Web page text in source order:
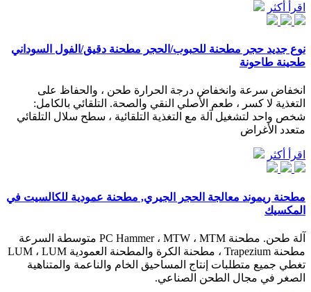
اقرأ أكثر
نوع جديد حجر مطحنة للحبوب/الحجر مطحنة دقيق/الفول السوداني
طحينة طاحونة
انخفاض سرعة وانخفاض درجة الحرارة طحن ، والحفاظ على
التغذية لا كسر ، طعم الأصلي النقي والصحة. التلقائي بالكامل:
شخص واحد لتشغيل آلة مع التغذية التلقائية ، سطح سلال التلقائي
متعدد الأغراض
اقرأ أكثر
مطحنة ريموند معالجة الحجر الجيري, مطحنة عمودية للكالسيت في
المكسيك
آلة طحن. مطحنة PC Hammer ، MTW ، MTM متوسطة السرعة
مطحنة Trapezium ، مطحنة الكرة والمطحنة العمودية LUM ، LUM
تغطي جميع متطلبات إنتاج المساحيق الخام والناعمة والمتناهية
الصغر في مجال الطحن الصناعي.